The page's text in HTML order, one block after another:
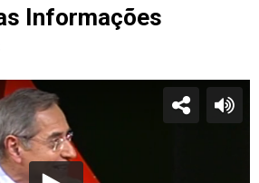
Informações